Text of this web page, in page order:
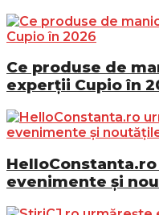
Ce produse de
experții Cupio în
evenimente și